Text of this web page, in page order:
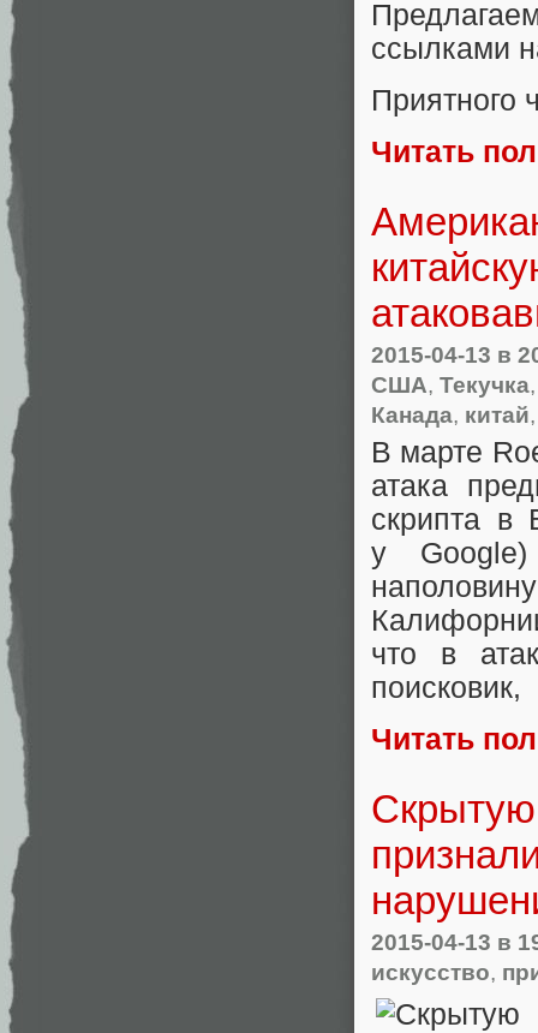
ссылками
Приятного
Читать
2015-04-13 в
США, Текучка
Канада, китай
В марте
атака
скрипта в
у
что в
поисковик,
Читать
Скрытую
2015-04-13 в
искусство,